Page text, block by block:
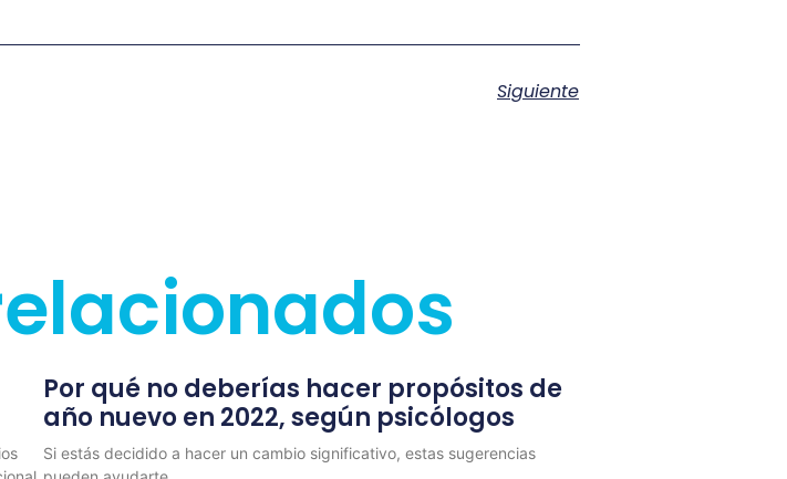
Siguiente
Por qué no deberías hacer propósitos de
año nuevo en 2022, según psicólogos
Si estás decidido a hacer un cambio significativo, estas sugerencias